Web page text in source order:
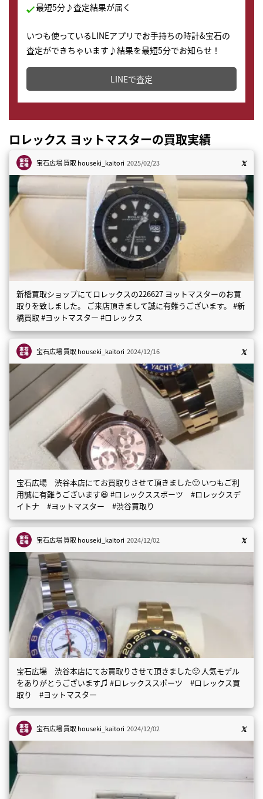
最短5分♪査定結果が届く
いつも使っているLINEアプリでお手持ちの時計&宝石の
査定ができちゃいます♪結果を最短5分でお知らせ！
どこからでもすぐに査定金額を知ることが出来ます。
LINEで査定
ロレックス ヨットマスターの買取実績
宝石広場 買取houseki_kaitori 2025/02/23
新橋買取ショップにてロレックスの226627 ヨットマスターのお買
取りを致しました。 ご来店頂きまして誠に有難うございます。 #新
橋買取 #ヨットマスター #ロレックス
宝石広場 買取houseki_kaitori 2024/12/16
宝石広場 渋谷本店にてお買取りさせて頂きました🙂 いつもご利
用誠に有難うございます😆 #ロレックススポーツ #ロレックスデ
イトナ #ヨットマスター #渋谷買取り
宝石広場 買取houseki_kaitori 2024/12/02
宝石広場 渋谷本店にてお買取りさせて頂きました🙂 人気モデル
をありがとうございます♫ #ロレックススポーツ #ロレックス買
取り #ヨットマスター
宝石広場 買取houseki_kaitori 2024/12/02